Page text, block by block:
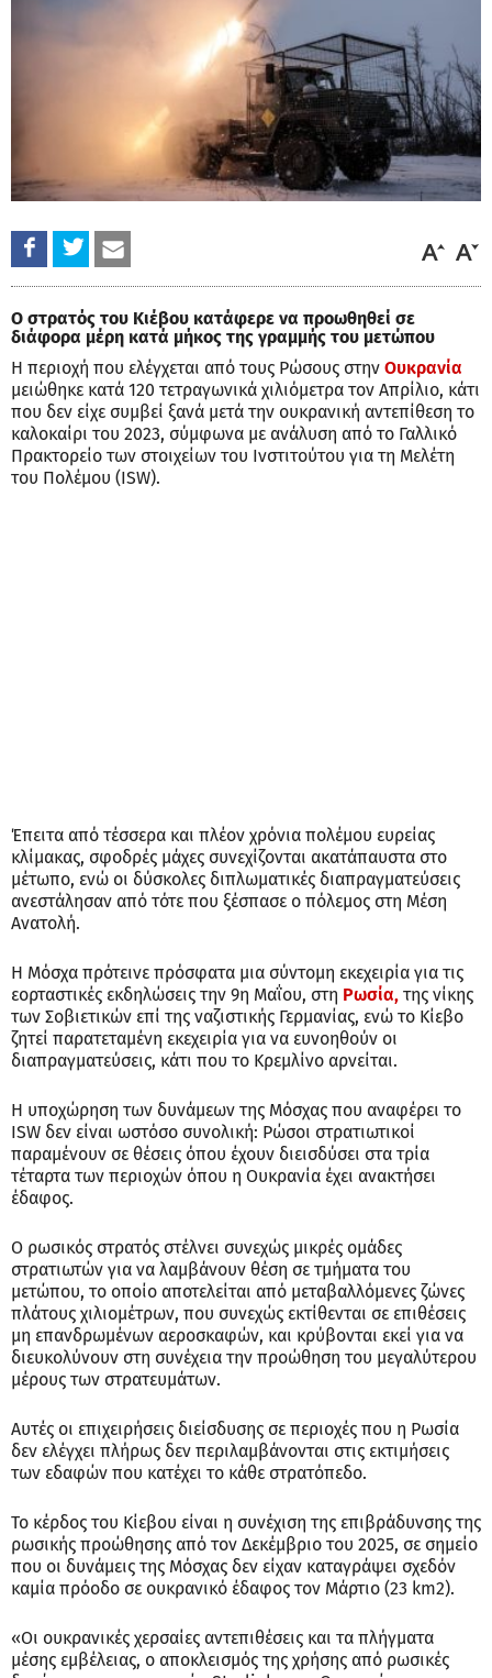
Ο στρατός του Κιέβου κατάφερε να προωθηθεί σε
διάφορα μέρη κατά μήκος της γραμμής του μετώπου
Η περιοχή που ελέγχεται από τους Ρώσους στην Ουκρανία
μειώθηκε κατά 120 τετραγωνικά χιλιόμετρα τον Απρίλιο, κάτι
που δεν είχε συμβεί ξανά μετά την ουκρανική αντεπίθεση το
καλοκαίρι του 2023, σύμφωνα με ανάλυση από το Γαλλικό
Πρακτορείο των στοιχείων του Ινστιτούτου για τη Μελέτη
του Πολέμου (ISW).
Έπειτα από τέσσερα και πλέον χρόνια πολέμου ευρείας
κλίμακας, σφοδρές μάχες συνεχίζονται ακατάπαυστα στο
μέτωπο, ενώ οι δύσκολες διπλωματικές διαπραγματεύσεις
ανεστάλησαν από τότε που ξέσπασε ο πόλεμος στη Μέση
Ανατολή.
Η Μόσχα πρότεινε πρόσφατα μια σύντομη εκεχειρία για τις
εορταστικές εκδηλώσεις την 9η Μαΐου, στη Ρωσία, της νίκης
των Σοβιετικών επί της ναζιστικής Γερμανίας, ενώ το Κίεβο
ζητεί παρατεταμένη εκεχειρία για να ευνοηθούν οι
διαπραγματεύσεις, κάτι που το Κρεμλίνο αρνείται.
Η υποχώρηση των δυνάμεων της Μόσχας που αναφέρει το
ISW δεν είναι ωστόσο συνολική: Ρώσοι στρατιωτικοί
παραμένουν σε θέσεις όπου έχουν διεισδύσει στα τρία
τέταρτα των περιοχών όπου η Ουκρανία έχει ανακτήσει
έδαφος.
Ο ρωσικός στρατός στέλνει συνεχώς μικρές ομάδες
στρατιωτών για να λαμβάνουν θέση σε τμήματα του
μετώπου, το οποίο αποτελείται από μεταβαλλόμενες ζώνες
πλάτους χιλιομέτρων, που συνεχώς εκτίθενται σε επιθέσεις
μη επανδρωμένων αεροσκαφών, και κρύβονται εκεί για να
διευκολύνουν στη συνέχεια την προώθηση του μεγαλύτερου
μέρους των στρατευμάτων.
Αυτές οι επιχειρήσεις διείσδυσης σε περιοχές που η Ρωσία
δεν ελέγχει πλήρως δεν περιλαμβάνονται στις εκτιμήσεις
των εδαφών που κατέχει το κάθε στρατόπεδο.
Το κέρδος του Κίεβου είναι η συνέχιση της επιβράδυνσης της
ρωσικής προώθησης από τον Δεκέμβριο του 2025, σε σημείο
που οι δυνάμεις της Μόσχας δεν είχαν καταγράψει σχεδόν
καμία πρόοδο σε ουκρανικό έδαφος τον Μάρτιο (23 km2).
«Οι ουκρανικές χερσαίες αντεπιθέσεις και τα πλήγματα
μέσης εμβέλειας, ο αποκλεισμός της χρήσης από ρωσικές